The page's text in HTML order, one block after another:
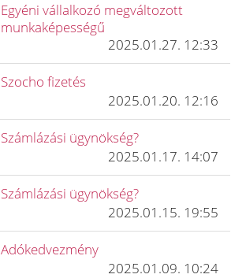
Egyéni vállalkozó megváltozott
munkaképességű
2025.01.27. 12:33
Szocho fizetés
2025.01.20. 12:16
Számlázási ügynökség?
2025.01.17. 14:07
Számlázási ügynökség?
2025.01.15. 19:55
Adókedvezmény
2025.01.09. 10:24